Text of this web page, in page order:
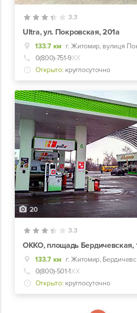
3.3
Ultra, ул. Покровская, 201а
133.7 км г. Житомир, вулиця
0(800)-751-9ХХ
Открыто: круглосуточно
20
3.3
ОККО, площадь Бердичевская,
133.7 км г. Житомир,
0(800)-501-1ХХ
Открыто: круглосуточно